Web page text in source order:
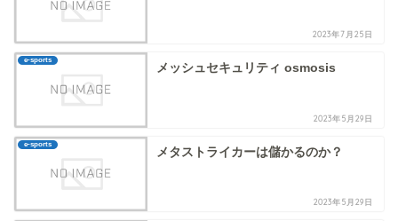
2023年7月25日
e-sports
メッシュセキュリティ osmosis
2023年5月29日
e-sports
メタストライカーは儲かるのか？
2023年5月29日